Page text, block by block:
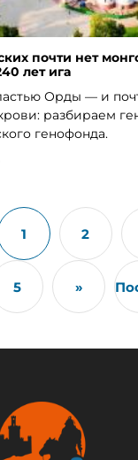
почти нет
лет ига
Орды — и
разбираем
генофонда.
1
2
5 »